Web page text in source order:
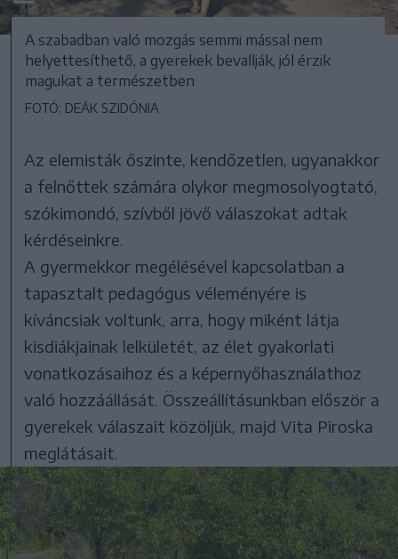
A szabadban való mozgás semmi mással nem
helyettesíthető, a gyerekek bevallják, jól érzik
magukat a természetben
FOTÓ: DEÁK SZIDÓNIA
Az elemisták őszinte, kendőzetlen, ugyanakkor
a felnőttek számára olykor megmosolyogtató,
szókimondó, szívből jövő válaszokat adtak
kérdéseinkre.
A gyermekkor megélésével kapcsolatban a
tapasztalt pedagógus véleményére is
kíváncsiak voltunk, arra, hogy miként látja
kisdiákjainak lelkületét, az élet gyakorlati
vonatkozásaihoz és a képernyőhasználathoz
való hozzáállását. Összeállításunkban először a
gyerekek válaszait közöljük, majd Vita Piroska
meglátásait.